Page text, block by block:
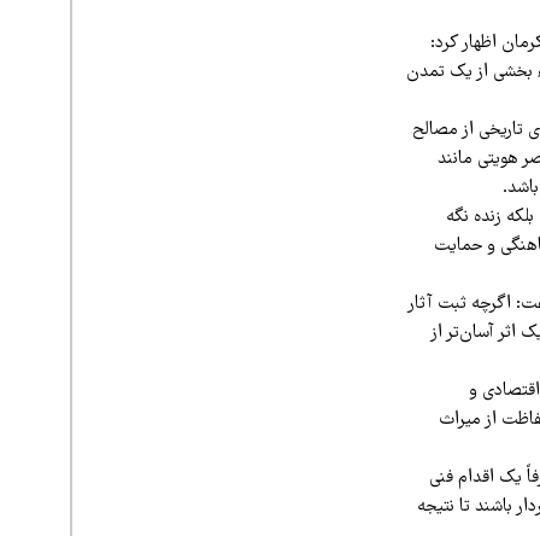
کرمان اظهار کرد:
بخشی از یک تمدن
تاریخی از مصالح
هویتی مانند
زنده نگه
و حمایت
اگرچه ثبت آثار
اثر آسان‌تر از
و
از میراث
یک اقدام فنی
باشند تا نتیجه